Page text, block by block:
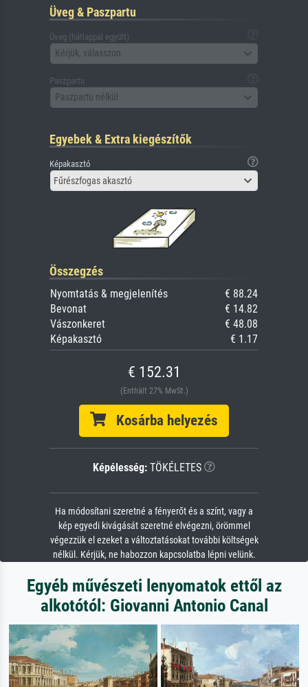
Üveg & Paszpartu
Üveg (hátlappal együtt)
Kérjük, válasszon
Paszpartu
Paszpartu nélkül
Egyebek & Extra kiegészítők
Képakasztó
Fűrészfogas akasztó
Összegzés
Nyomtatás & megjelenítés
€ 88.24
Bevonat
€ 14.82
Vászonkeret
€ 48.08
Képakasztó
€ 1.17
€ 152.31
(Enthält 27% MwSt.)
Kosárba helyezés
Képélesség: TÖKÉLETES
Ha módosítani szeretné a fényerőt és a színt, vagy a
kép egyedi kivágását szeretné elvégezni, örömmel
végezzük el ezeket a változtatásokat további költségek
nélkül. Kérjük, ne habozzon kapcsolatba lépni velünk.
Egyéb művészeti lenyomatok ettől az
alkotótól: Giovanni Antonio Canal